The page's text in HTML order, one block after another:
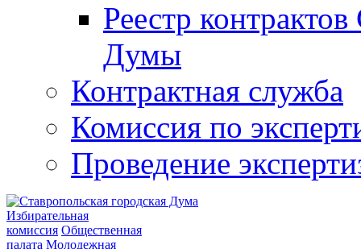
Реестр
Думы
Контрактная служба
Комиссия по
Проведение
Избирательная
комиссия Общественная
палата Молодежная